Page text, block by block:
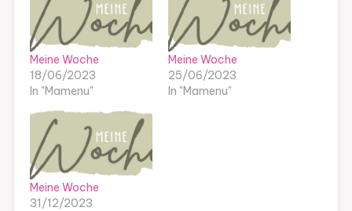
Meine Woche
18/06/2023
In "Mamenu"
Meine Woche
25/06/2023
In "Mamenu"
Meine Woche
31/12/2023